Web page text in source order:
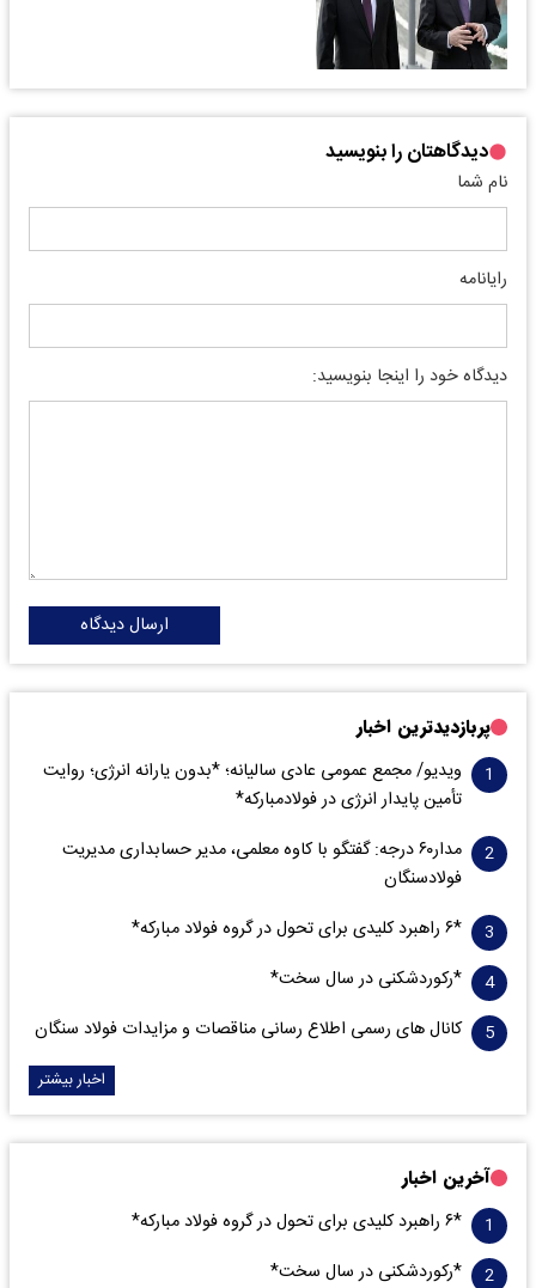
دیدگاهتان را بنویسید
نام شما
رایانامه
دیدگاه خود را اینجا بنویسید:
ارسال دیدگاه
پربازدیدترین اخبار
ویدیو/ مجمع عمومی عادی سالیانه؛ *بدون یارانه انرژی؛ روایت
تأمین پایدار انرژی در فولادمبارکه*
مدار‌۶٠ درجه: گفتگو با کاوه معلمی، مدیر حسابداری مدیریت
فولادسنگان
*۶ راهبرد کلیدی برای تحول در گروه فولاد مبارکه*
*رکوردشکنی در سال سخت*
کانال های رسمی اطلاع رسانی مناقصات و مزایدات فولاد سنگان
اخبار بیشتر
آخرین اخبار
*۶ راهبرد کلیدی برای تحول در گروه فولاد مبارکه*
*رکوردشکنی در سال سخت*